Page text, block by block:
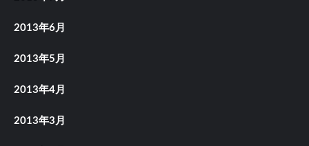
2013年6月
2013年5月
2013年4月
2013年3月